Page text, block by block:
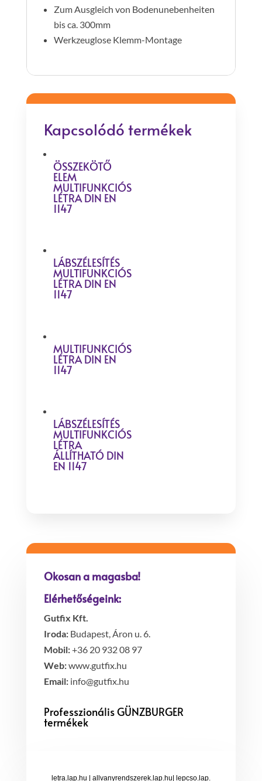
Zum Ausgleich von Bodenunebenheiten
bis ca. 300mm
Werkzeuglose Klemm-Montage
Kapcsolódó termékek
ÖSSZEKÖTŐ
ELEM
MULTIFUNKCIÓS
LÉTRA DIN EN
1147
LÁBSZÉLESÍTÉS
MULTIFUNKCIÓS
LÉTRA DIN EN
1147
MULTIFUNKCIÓS
LÉTRA DIN EN
1147
LÁBSZÉLESÍTÉS
MULTIFUNKCIÓS
LÉTRA
ÁLLÍTHATÓ DIN
EN 1147
Okosan a magasba!
Elérhetőségeink:
Gutfix Kft.
Iroda:Budapest, Áron u. 6.
Mobil:+36 20 932 08 97
Web:www.gutfix.hu
Email: info@gutfix.hu
Professzionális GÜNZBURGER
termékek
letra.lap.hu | allvanyrendszerek.lap.hu| lepcso.lap.